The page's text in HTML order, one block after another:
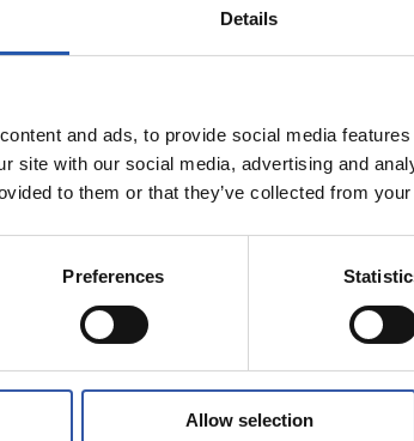
Details
and ads, to provide social media
site with our social media, advertising and
to them or that they’ve collected from
Preferences
Allow selection